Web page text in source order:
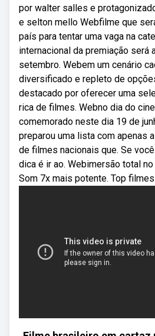
por walter salles e
e selton mello Webfilme que
país para tentar uma vaga na
internacional da premiação será
setembro. Webem um cenário
diversificado e repleto de
destacado por oferecer uma
rica de filmes. Webno dia do
comemorado neste dia 19 de
preparou uma lista com apenas
de filmes nacionais que. Se
dica é ir ao. Webimersão total
Som 7x mais potente. Top